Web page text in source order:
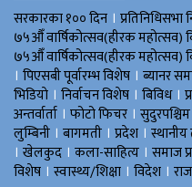
सरकारका १०० दिन । प्रतिनिधिसभा
७५औँ वार्षिकोत्सव(हीरक महोत्सव)
७५औँ वार्षिकोत्सव(हीरक महोत्सव)
। पिएसबी पूर्वारम्भ विशेष । ब्यानर
भिडियाे । निर्वाचन विशेष । बिविध।
अन्तर्वार्ता । फोटो फिचर । सुदुरपश्चिम
लुम्बिनी । बागमती । प्रदेश । स्थानीय
। खेलकुद । कला-साहित्य । समाज
विशेष । स्वास्थ्य/शिक्षा । विदेश ।